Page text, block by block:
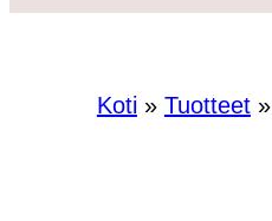
Koti» Tuotteet»